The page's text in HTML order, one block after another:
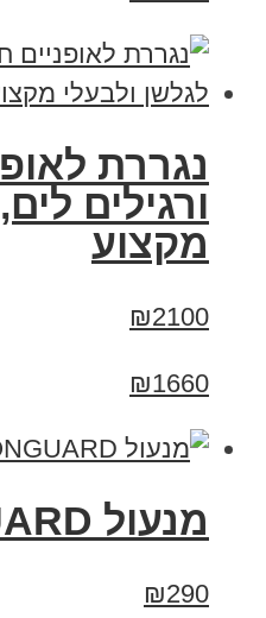
נגררת
ורגילים
מקצוע
₪2100
₪1660
מנעול ONGUARD
₪290